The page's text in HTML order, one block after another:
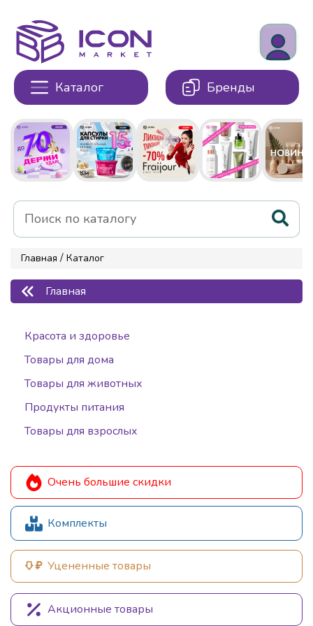
Каталог Бренды
Главная / Каталог
Главная
Красота и здоровье
Товары для дома
Товары для животных
Продукты питания
Товары для взрослых
Очень большие скидки
Комплекты
Уцененные товары
Акционные товары